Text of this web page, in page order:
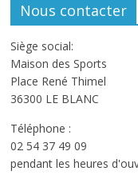
Nous contacter
Siège social:
Maison des Sports
Place René Thimel
36300 LE BLANC
Téléphone :
02 54 37 49 09
pendant les heures